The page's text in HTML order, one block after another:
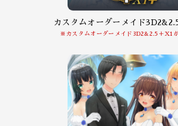
カスタムオーダーメイド
※カスタムオーダーメイド3D2&2.5＋X1